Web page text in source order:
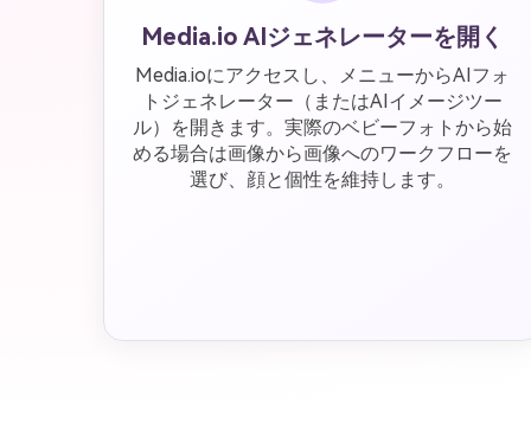
Media.io AIジェネレーターを開く
Media.ioにアクセスし、メニューからAIフォ
トジェネレーター（またはAIイメージツー
ル）を開きます。実際のベビーフォトから始
める場合は画像から画像へのワークフローを
選び、顔と個性を維持します。